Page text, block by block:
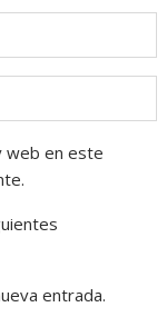
web en este
entrada.